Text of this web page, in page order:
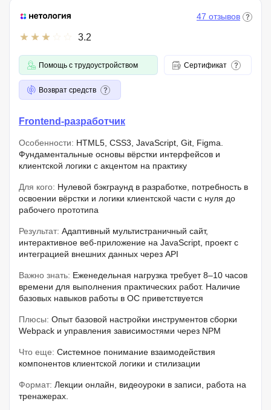
3.2
47 отзывов
Помощь с трудоустройством Сертификат
Возврат средств
Frontend-разработчик
Особенности: HTML5, CSS3, JavaScript, Git, Figma.
Фундаментальные основы вёрстки интерфейсов и
клиентской логики с акцентом на практику
Для кого: Нулевой бэкграунд в разработке, потребность в
освоении вёрстки и логики клиентской части с нуля до
рабочего прототипа
Результат: Адаптивный мультистраничный сайт,
интерактивное веб-приложение на JavaScript, проект с
интеграцией внешних данных через API
Важно знать: Еженедельная нагрузка требует 8–10 часов
времени для выполнения практических работ. Наличие
базовых навыков работы в ОС приветствуется
Плюсы: Опыт базовой настройки инструментов сборки
Webpack и управления зависимостями через NPM
Что еще: Системное понимание взаимодействия
компонентов клиентской логики и стилизации
Формат: Лекции онлайн, видеоуроки в записи, работа на
тренажерах.